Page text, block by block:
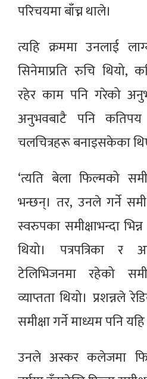
परिचयमा बाँच्न थाले।
त्यहि क्रममा उनलाई
सिनेमाप्रति रुचि थियो,
रहेर काम पनि गरेको
अनुभवबाटै पनि
चलचित्रहरू बनाइसकेका
‘त्यति बेला फिल्मको
भन्छन्। तर, उनले गर्ने
स्वरुपका समीक्षाभन्दा
थियो। पत्रपत्रिका र
टेलिभिजनमा रहेको
व्याप्तता थियो। प्रशन्नले
समीक्षा गर्ने माध्यम पनि यहि
उनले अस्कर कलेजमा